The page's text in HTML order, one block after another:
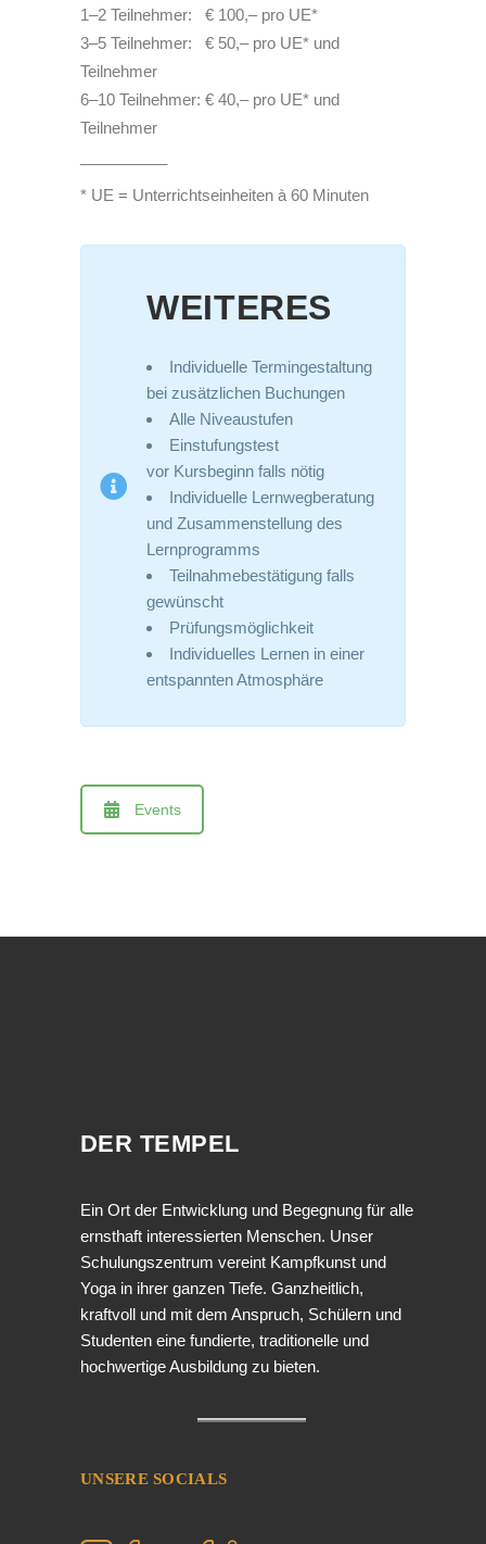
1–2 Teilnehmer: € 100,– pro UE*
3–5 Teilnehmer: € 50,– pro UE* und
Teilnehmer
6–10 Teilnehmer: € 40,– pro UE* und
Teilnehmer
* UE = Unterrichtseinheiten à 60 Minuten
WEITERES
Individuelle Termingestaltung
bei zusätzlichen Buchungen
Alle Niveaustufen
Einstufungstest
vor Kursbeginn falls nötig
Individuelle Lernwegberatung
und Zusammenstellung des
Lernprogramms
Teilnahmebestätigung falls
gewünscht
Prüfungsmöglichkeit
Individuelles Lernen in einer
entspannten Atmosphäre
Events
DER TEMPEL
Ein Ort der Entwicklung und Begegnung für alle
ernsthaft interessierten Menschen. Unser
Schulungszentrum vereint Kampfkunst und
Yoga in ihrer ganzen Tiefe. Ganzheitlich,
kraftvoll und mit dem Anspruch, Schülern und
Studenten eine fundierte, traditionelle und
hochwertige Ausbildung zu bieten.
UNSERE SOCIALS